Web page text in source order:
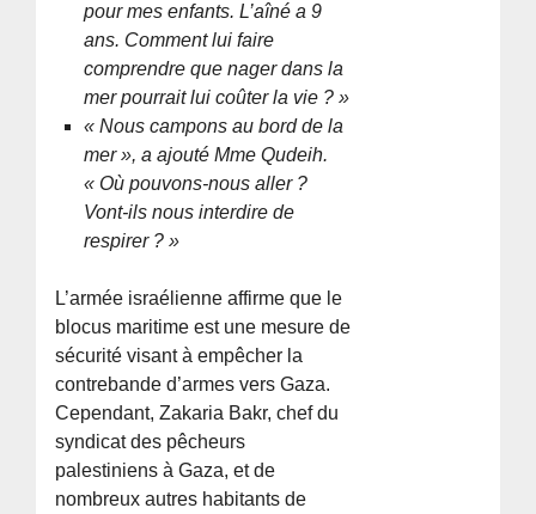
pour mes enfants. L’aîné a 9
ans. Comment lui faire
comprendre que nager dans la
mer pourrait lui coûter la vie ? »
« Nous campons au bord de la
mer », a ajouté Mme Qudeih.
« Où pouvons-nous aller ?
Vont-ils nous interdire de
respirer ? »
L’armée israélienne affirme que le
blocus maritime est une mesure de
sécurité visant à empêcher la
contrebande d’armes vers Gaza.
Cependant, Zakaria Bakr, chef du
syndicat des pêcheurs
palestiniens à Gaza, et de
nombreux autres habitants de